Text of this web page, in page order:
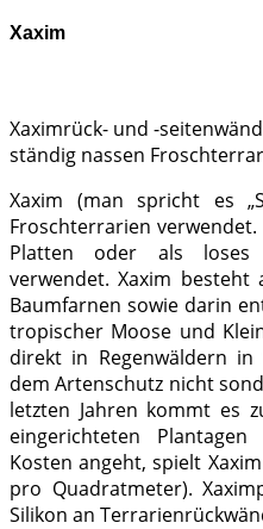
Xaxim
Xaximrück- und -
ständig nassen
Xaxim (man spricht es
Froschterrarien
Platten oder als loses
verwendet. Xaxim besteht
Baumfarnen sowie darin
tropischer Moose und
direkt in Regenwäldern in
dem Artenschutz nicht
letzten Jahren kommt es
eingerichteten
Kosten angeht, spielt
pro Quadratmeter).
Silikon an